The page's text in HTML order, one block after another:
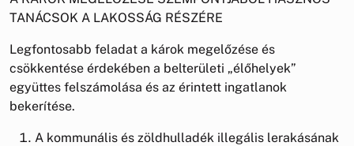
TANÁCSOK A LAKOSSÁG RÉSZÉRE
Legfontosabb feladat a károk megelőzése és
csökkentése érdekében a belterületi „élőhelyek”
együttes felszámolása és az érintett ingatlanok
bekerítése.
A kommunális és zöldhulladék illegális lerakásának